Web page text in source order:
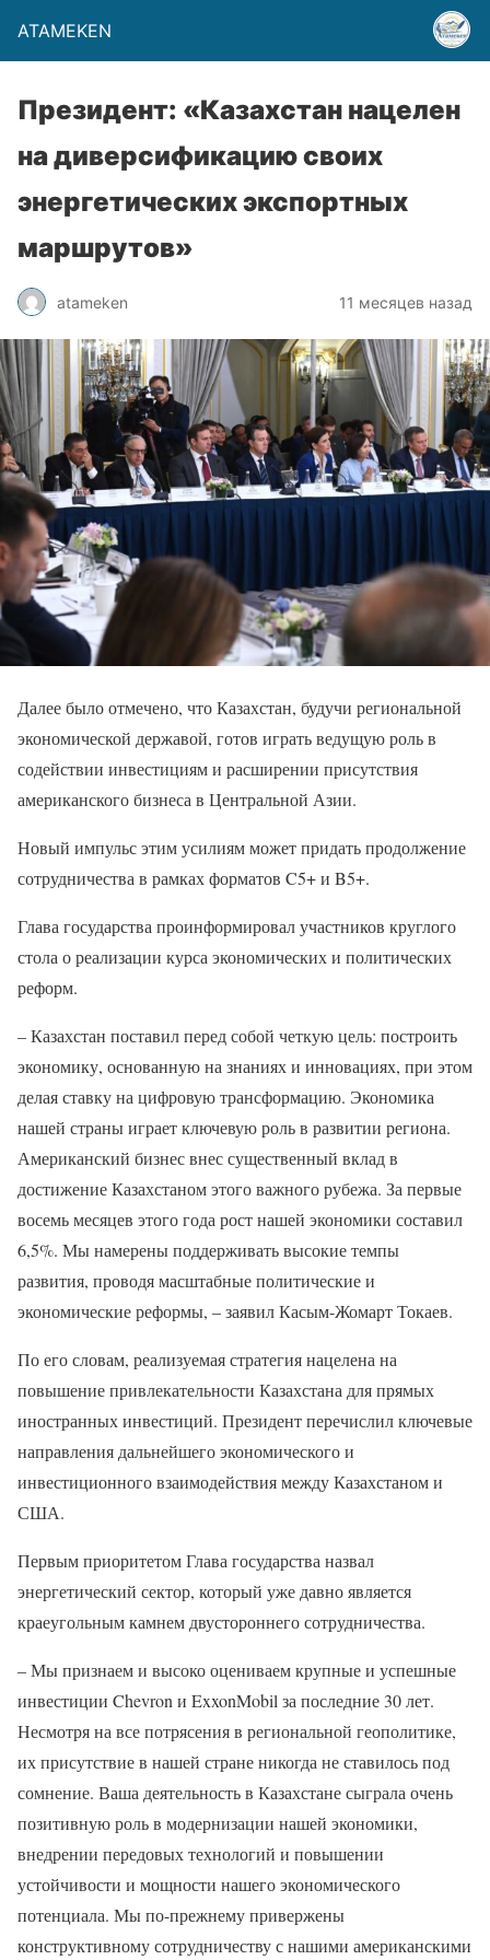
ATAMEKEN
Президент: «Казахстан нацелен
на диверсификацию своих
энергетических экспортных
маршрутов»
atameken 11 месяцев назад
Далее было отмечено, что Казахстан, будучи региональной
экономической державой, готов играть ведущую роль в
содействии инвестициям и расширении присутствия
американского бизнеса в Центральной Азии.
Новый импульс этим усилиям может придать продолжение
сотрудничества в рамках форматов C5+ и B5+.
Глава государства проинформировал участников круглого
стола о реализации курса экономических и политических
реформ.
– Казахстан поставил перед собой четкую цель: построить
экономику, основанную на знаниях и инновациях, при этом
делая ставку на цифровую трансформацию. Экономика
нашей страны играет ключевую роль в развитии региона.
Американский бизнес внес существенный вклад в
достижение Казахстаном этого важного рубежа. За первые
восемь месяцев этого года рост нашей экономики составил
6,5%. Мы намерены поддерживать высокие темпы
развития, проводя масштабные политические и
экономические реформы, – заявил Касым-Жомарт Токаев.
По его словам, реализуемая стратегия нацелена на
повышение привлекательности Казахстана для прямых
иностранных инвестиций. Президент перечислил ключевые
направления дальнейшего экономического и
инвестиционного взаимодействия между Казахстаном и
США.
Первым приоритетом Глава государства назвал
энергетический сектор, который уже давно является
краеугольным камнем двустороннего сотрудничества.
– Мы признаем и высоко оцениваем крупные и успешные
инвестиции Chevron и ExxonMobil за последние 30 лет.
Несмотря на все потрясения в региональной геополитике,
их присутствие в нашей стране никогда не ставилось под
сомнение. Ваша деятельность в Казахстане сыграла очень
позитивную роль в модернизации нашей экономики,
внедрении передовых технологий и повышении
устойчивости и мощности нашего экономического
потенциала. Мы по-прежнему привержены
конструктивному сотрудничеству с нашими американскими